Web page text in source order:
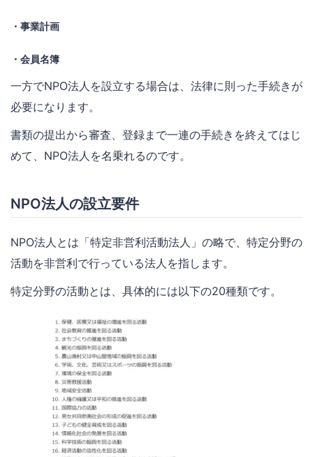
・事業計画
・会員名簿
一方でNPO法人を設立する場合は、法律に則った手続きが
必要になります。
書類の提出から審査、登録まで一連の手続きを終えてはじ
めて、NPO法人を名乗れるのです。
NPO法人の設立要件
NPO法人とは「特定非営利活動法人」の略で、特定分野の
活動を非営利で行っている法人を指します。
特定分野の活動とは、具体的には以下の20種類です。